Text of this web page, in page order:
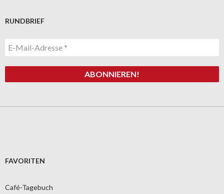
RUNDBRIEF
FAVORITEN
Café-Tagebuch